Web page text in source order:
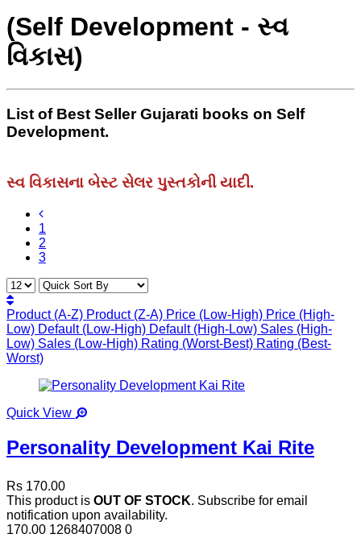
(Self Development - સ્વ
વિકાસ)
List of Best Seller Gujarati books on Self
Development.
સ્વ વિકાસના બેસ્ટ સેલર પુસ્તકોની યાદી.
1
2
3
Product (A-Z) Product (Z-A) Price (Low-High) Price (High-
Low) Default (Low-High) Default (High-Low) Sales (High-
Low) Sales (Low-High) Rating (Worst-Best) Rating (Best-
Worst)
Quick View
Personality Development Kai Rite
Rs 170.00
This product is OUT OF STOCK. Subscribe for email
notification upon availability.
170.00 1268407008 0